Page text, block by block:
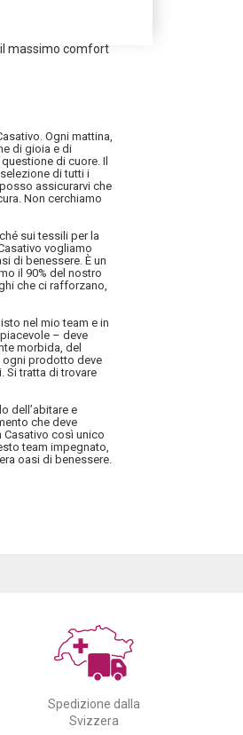
massimo comfort
Ogni mattina,
di gioia e di
di cuore. Il
di tutti i
assicurarvi che
Non cerchiamo
sui tessili per la
vogliamo
di benessere. È un
il 90% del nostro
che ci rafforzano,
nel mio team e in
– deve
morbida, del
ogni prodotto deve
Si tratta di trovare
dell’abitare e
che deve
Casativo così unico
team impegnato,
oasi di benessere.
Spedizione dalla
Svizzera